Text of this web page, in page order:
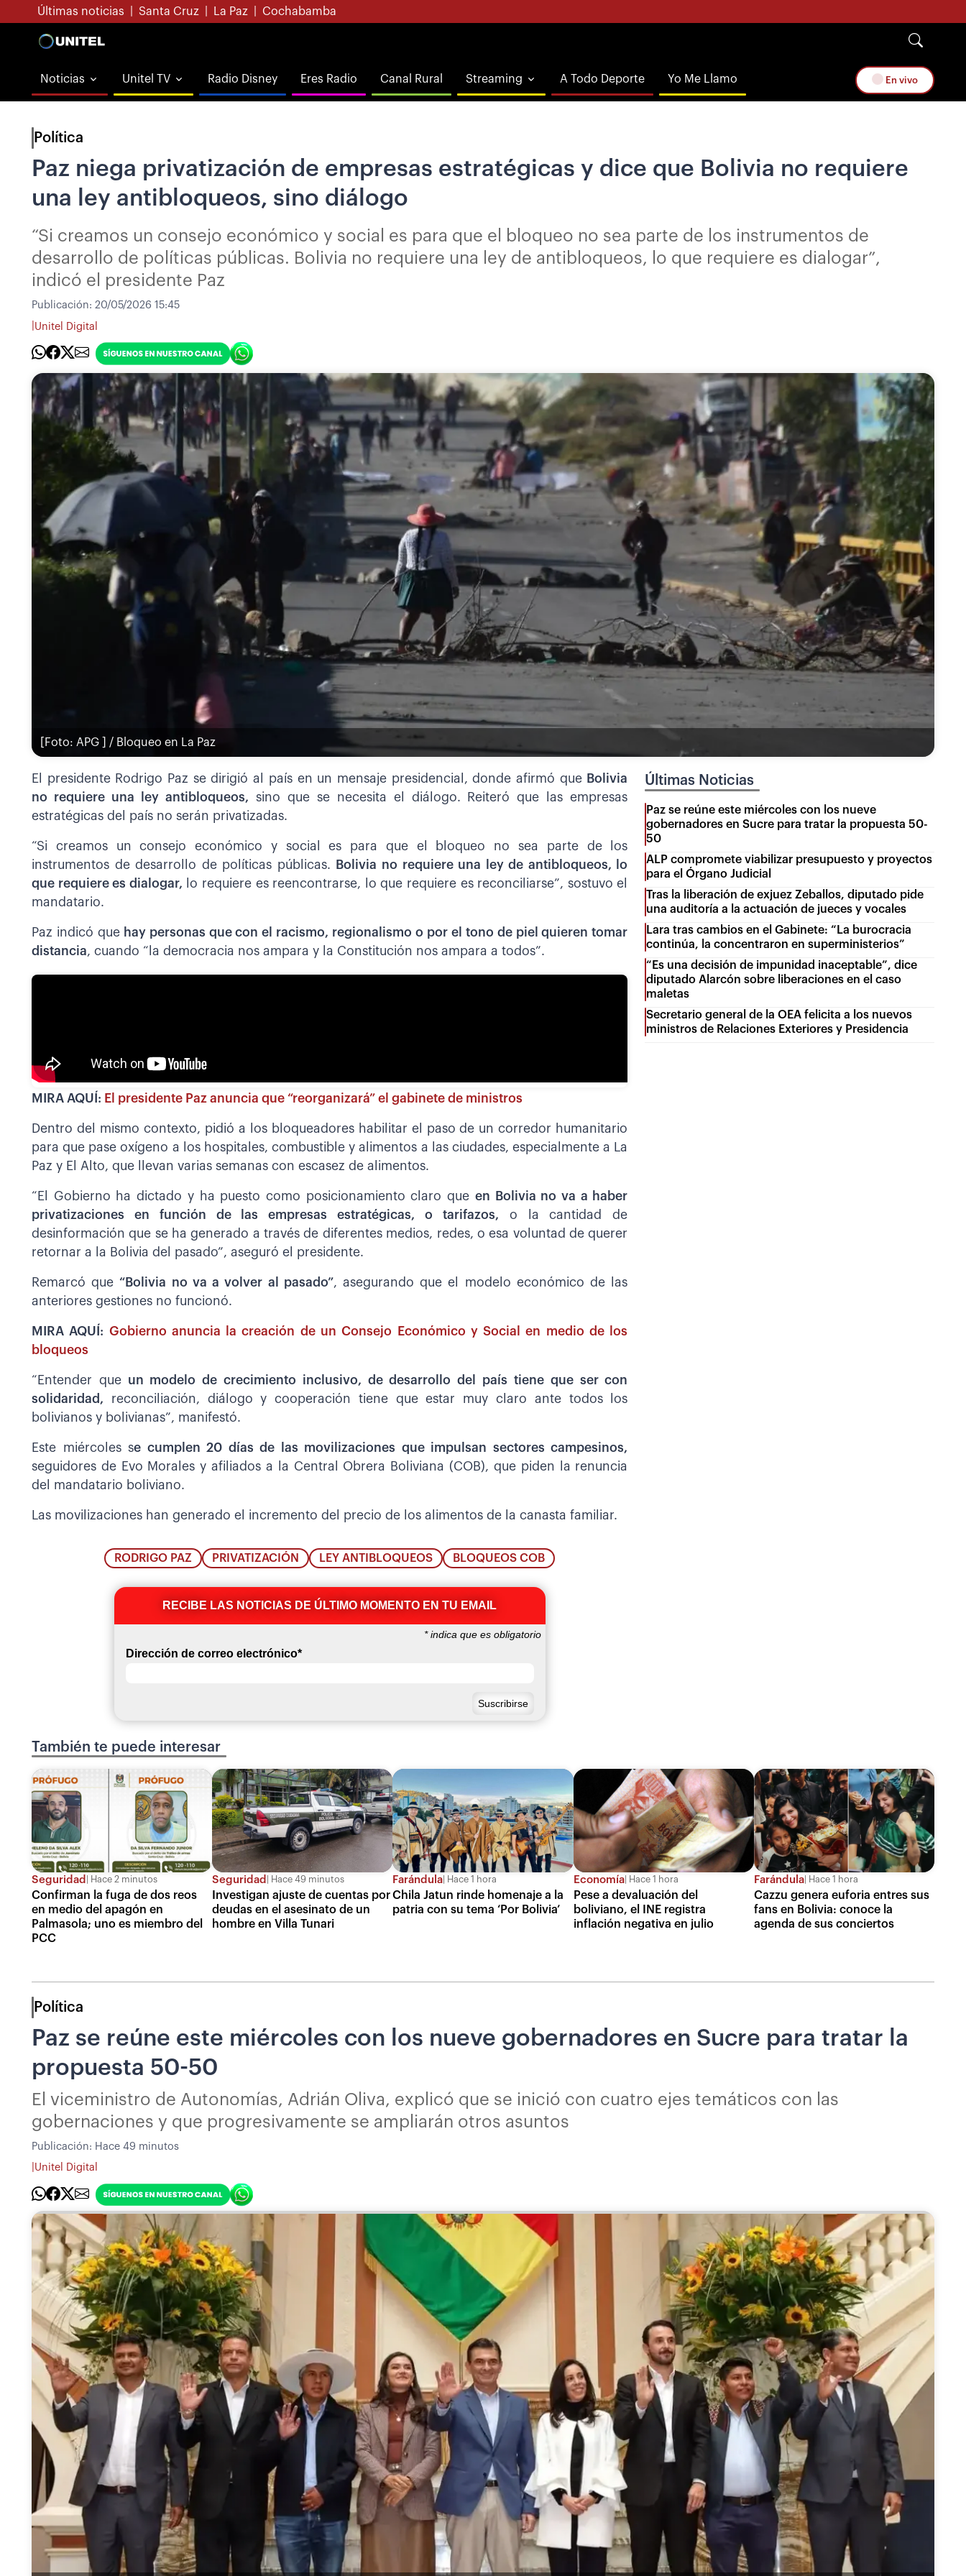
Últimas noticias Santa Cruz La Paz Cochabamba
Noticias Unitel TV Radio Disney Eres Radio Canal Rural Streaming A Todo Deporte Yo Me Llamo En vivo
Política
Paz niega privatización de empresas estratégicas y dice que Bolivia no requiere
una ley antibloqueos, sino diálogo
“Si creamos un consejo económico y social es para que el bloqueo no sea parte de los instrumentos de
desarrollo de políticas públicas. Bolivia no requiere una ley de antibloqueos, lo que requiere es dialogar”,
indicó el presidente Paz
Publicación: 20/05/2026 15:45
Unitel Digital
[Foto: APG ] / Bloqueo en La Paz
El presidente Rodrigo Paz se dirigió al país en un mensaje presidencial, donde afirmó que Bolivia
no requiere una ley antibloqueos, sino que se necesita el diálogo. Reiteró que las empresas
estratégicas del país no serán privatizadas.
“Si creamos un consejo económico y social es para que el bloqueo no sea parte de los
instrumentos de desarrollo de políticas públicas.
Bolivia no requiere una ley de antibloqueos, lo
que requiere es dialogar, lo requiere es reencontrarse, lo que requiere es reconciliarse”, sostuvo el
mandatario.
Paz indicó quehay personas que con el racismo, regionalismo o por el tono de piel quieren tomar
distancia, cuando “la democracia nos ampara y la Constitución nos ampara a todos”.
MIRA AQUÍ: El presidente Paz anuncia que “reorganizará” el gabinete de ministros
Dentro del mismo contexto, pidió a los bloqueadores habilitar el paso de un corredor humanitario
para que pase oxígeno a los hospitales, combustible y alimentos a las ciudades, especialmente a La
Paz y El Alto, que llevan varias semanas con escasez de alimentos.
“El Gobierno ha dictado y ha puesto como posicionamiento claro que en Bolivia no va a haber
privatizaciones en función de las empresas estratégicas, o tarifazos, o la cantidad de
desinformación que se ha generado a través de diferentes medios, redes, o esa voluntad de querer
retornar a la Bolivia del pasado”, aseguró el presidente.
Remarcó que“Bolivia no va a volver al pasado”, asegurando que el modelo económico de las
anteriores gestiones no funcionó.
MIRA AQUÍ: Gobierno anuncia la creación de un Consejo Económico y Social en medio de los
bloqueos
“Entender queun modelo de crecimiento inclusivo, de desarrollo del país tiene que ser con
solidaridad, reconciliación, diálogo y cooperación tiene que estar muy claro ante todos los
bolivianos y bolivianas”, manifestó.
Este miércoles se cumplen 20 días de las movilizaciones que impulsan sectores campesinos,
seguidores de Evo Morales y afiliados a la Central Obrera Boliviana (COB), que piden la renuncia
del mandatario boliviano.
Las movilizaciones han generado el incremento del precio de los alimentos de la canasta familiar.
RODRIGO PAZ PRIVATIZACIÓN LEY ANTIBLOQUEOS BLOQUEOS COB
RECIBE LAS NOTICIAS DE ÚLTIMO MOMENTO EN TU EMAIL
*indica que es obligatorio
Dirección de correo electrónico*
Últimas Noticias
Paz se reúne este miércoles con los nueve
gobernadores en Sucre para tratar la propuesta 50-
50
ALP compromete viabilizar presupuesto y proyectos
para el Órgano Judicial
Tras la liberación de exjuez Zeballos, diputado pide
una auditoría a la actuación de jueces y vocales
Lara tras cambios en el Gabinete: “La burocracia
continúa, la concentraron en superministerios”
“Es una decisión de impunidad inaceptable”, dice
diputado Alarcón sobre liberaciones en el caso
maletas
Secretario general de la OEA felicita a los nuevos
ministros de Relaciones Exteriores y Presidencia
También te puede interesar
Seguridad Hace 2 minutos
Confirman la fuga de dos reos
en medio del apagón en
Palmasola; uno es miembro del
PCC
Seguridad Hace 49 minutos
Investigan ajuste de cuentas por
deudas en el asesinato de un
hombre en Villa Tunari
Farándula Hace 1 hora
Chila Jatun rinde homenaje a la
patria con su tema ‘Por Bolivia’
Economía Hace 1 hora
Pese a devaluación del
boliviano, el INE registra
inflación negativa en julio
Farándula Hace 1 hora
Cazzu genera euforia entres sus
fans en Bolivia: conoce la
agenda de sus conciertos
Política
Paz se reúne este miércoles con los nueve gobernadores en Sucre para tratar la
propuesta 50-50
El viceministro de Autonomías, Adrián Oliva, explicó que se inició con cuatro ejes temáticos con las
gobernaciones y que progresivamente se ampliarán otros asuntos
Publicación: Hace 49 minutos
Unitel Digital